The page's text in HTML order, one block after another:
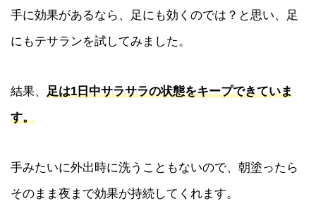
手に効果があるなら、足にも効くのでは？と思い、足
にもテサランを試してみました。
結果、 足は1日中サラサラの状態をキープできていま
す。
手みたいに外出時に洗うこともないので、朝塗ったら
そのまま夜まで効果が持続してくれます。